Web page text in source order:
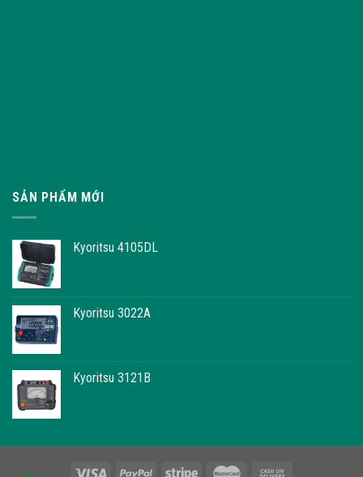
SẢN PHẨM MỚI
Kyoritsu 4105DL
Kyoritsu 3022A
Kyoritsu 3121B